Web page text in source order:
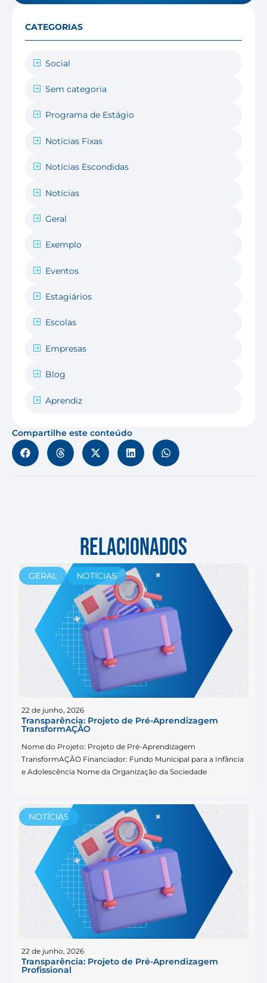
CATEGORIAS
Social
Sem categoria
Programa de Estágio
Notícias Fixas
Notícias Escondidas
Notícias
Geral
Exemplo
Eventos
Estagiários
Escolas
Empresas
Blog
Aprendiz
Compartilhe este conteúdo
RELACIONADOS
GERAL NOTÍCIAS
22 de junho, 2026
Transparência: Projeto de Pré-Aprendizagem
TransformAÇÃO
Nome do Projeto: Projeto de Pré-Aprendizagem
TransformAÇÃO Financiador: Fundo Municipal para a Infância
e Adolescência Nome da Organização da Sociedade
NOTÍCIAS
22 de junho, 2026
Transparência: Projeto de Pré-Aprendizagem
Profissional